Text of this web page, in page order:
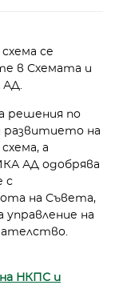
се
в Схемата и
АД.
решения по
развитието на
а
АД одобрява
с
на Съвета,
на
НКПС и